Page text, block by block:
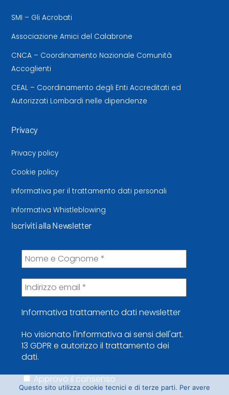
SMI – Gli Acrobati
Associazione Amici del Calabrone
CNCA – Coordinamento Nazionale Comunità
Accoglienti
CEAL – Coordinamento degli Enti Accreditati ed
Autorizzati Lombardi nelle dipendenze
Privacy
Privacy policy
Cookie policy
Informativa per il trattamento dati personali
Informativa Whistleblowing
Iscriviti alla Newsletter
Informativa trattamento dati newsletter
Ho visionato l'informativa ai sensi dell'art.
13 GDPR e autorizzo il trattamento dei
dati.
Approvo il consenso
Questo sito utilizza cookie tecnici e di terze parti. Per avere